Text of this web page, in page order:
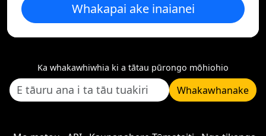
Whakapai ake inaianei
Ka whakawhiwhia ki a tātau pūrongo mōhiohio
Whakawhanake